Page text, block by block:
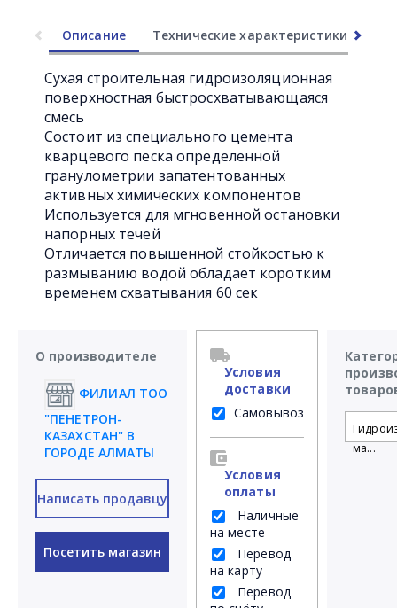
Описание Технические характеристики
Сухая строительная гидроизоляционная
поверхностная быстросхватывающаяся
смесь
Состоит из специального цемента
кварцевого песка определенной
гранулометрии запатентованных
активных химических компонентов
Используется для мгновенной остановки
напорных течей
Отличается повышенной стойкостью к
размыванию водой обладает коротким
временем схватывания 60 сек
О производителе
ФИЛИАЛ ТОО
"ПЕНЕТРОН-
КАЗАХСТАН" В
ГОРОДЕ АЛМАТЫ
Написать продавцу
Посетить магазин
Условия
доставки
Самовывоз
Условия
оплаты
Наличные
на месте
Перевод
на карту
Перевод
ма...